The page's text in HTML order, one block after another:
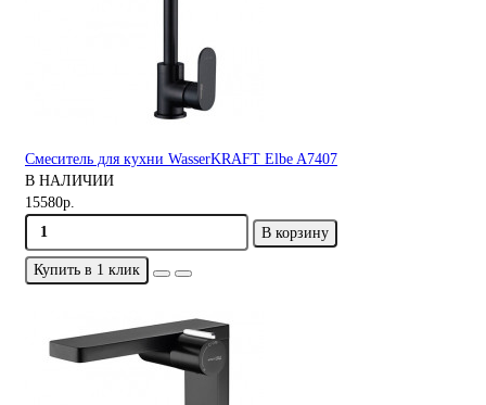
Смеситель для кухни WasserKRAFT Elbe A7407
В НАЛИЧИИ
15580р.
В корзину
Купить в 1 клик